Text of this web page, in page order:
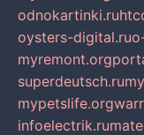
odnokartinki.ru
oysters-digital.ru
myremont.org
superdeutsch.ru
mypetslife.org
infoelectrik.ru